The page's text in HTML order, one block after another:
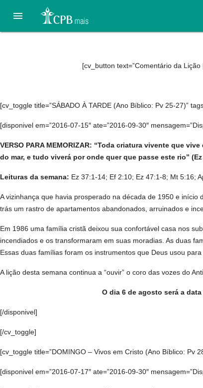

[cv_button text=”Comentário da Lição
[cv_toggle title=”SÁBADO À TARDE (Ano Bíblico: Pv 25-27)”
[disponivel em=”2016-07-15″ ate=”2016-09-30″
VERSO PARA MEMORIZAR: “Toda criatura vivente que
do mar, e tudo viverá por onde quer que passe este rio” (Ez
Leituras da semana: Ez 37:1-14; Ef 2:10; Ez 47:1-8; Mt 5:16;
A vizinhança que havia prosperado na década de 1950 e
trás um rastro de apartamentos abandonados, arruinados e
Em 1986 uma família cristã deixou sua confortável casa nos
incendiados e os transformaram em suas moradias. As duas
Essas duas famílias foram os instrumentos que Deus usou
A lição desta semana continua a “ouvir” o coro das vozes do
O dia 6 de agosto será a
[/disponivel]
[/cv_toggle]
[cv_toggle title=”DOMINGO – Vivos em Cristo (Ano Bíblico: Pv
[disponivel em=”2016-07-17″ ate=”2016-09-30″